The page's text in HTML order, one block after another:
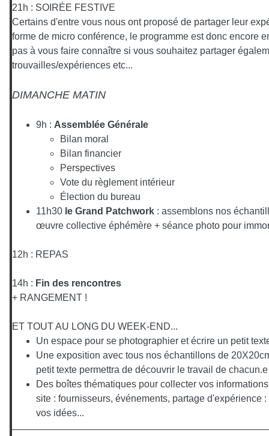
21h : SOIRÉE FESTIVE
Certains d'entre vous nous ont proposé de partager leur
forme de micro conférence, le programme est donc encore
pas à vous faire connaître si vous souhaitez partager
trouvailles/expériences etc...
DIMANCHE MATIN
9h : Assemblée Générale
Bilan moral
Bilan financier
Perspectives
Vote du règlement intérieur
Élection du bureau
11h30 le Grand Patchwork : assemblons nos
œuvre collective éphémère + séance photo pour
12h : REPAS
14h : Fin des rencontres
+ RANGEMENT !
ET TOUT AU LONG DU WEEK-END...
Un espace pour se photographier et écrire un petit
Une exposition avec tous nos échantillons de
petit texte permettra de découvrir le travail de chacun.e
Des boîtes thématiques pour collecter vos
site : fournisseurs, événements, partage d'expérience
vos idées...